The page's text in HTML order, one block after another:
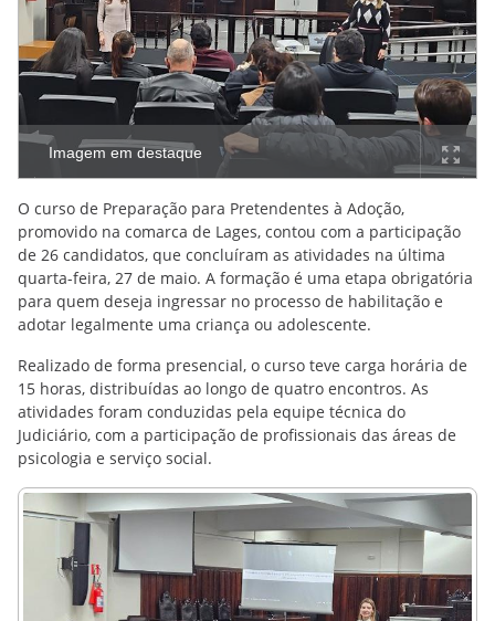
Imagem em destaque
O curso de Preparação para Pretendentes à Adoção,
promovido na comarca de Lages, contou com a participação
de 26 candidatos, que concluíram as atividades na última
quarta-feira, 27 de maio. A formação é uma etapa obrigatória
para quem deseja ingressar no processo de habilitação e
adotar legalmente uma criança ou adolescente.
Realizado de forma presencial, o curso teve carga horária de
15 horas, distribuídas ao longo de quatro encontros. As
atividades foram conduzidas pela equipe técnica do
Judiciário, com a participação de profissionais das áreas de
psicologia e serviço social.